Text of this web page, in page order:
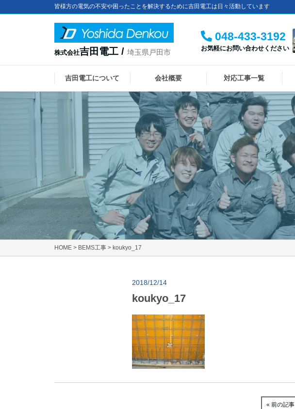
皆様方の電気の不安や困ったことを解決するために吉田電工は日々活動しています
株式会社吉田電工 / 埼玉県戸田市
048-433-3192
お気軽にお問い合わせください
吉田電工について 会社概要 対応工事一覧
HOME > BEMS工事 > koukyo_17
2018/12/14
koukyo_17
« 前の記事